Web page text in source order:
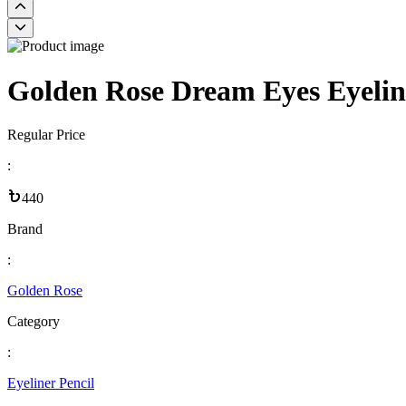
Golden Rose Dream Eyes
Regular Price
:
440
Brand
:
Golden Rose
Category
:
Eyeliner Pencil